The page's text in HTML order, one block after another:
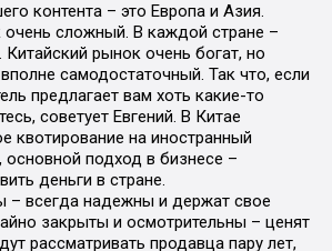
контента – это Европа и Азия.
очень сложный. В каждой стране –
рынок очень богат, но
самодостаточный. Так что, если
предлагает вам хоть какие-то
советует Евгений. В Китае
квотирование на иностранный
основной подход в бизнесе –
деньги в стране.
– всегда надежны и держат свое
закрыты и осмотрительны – ценят
рассматривать продавца пару лет,